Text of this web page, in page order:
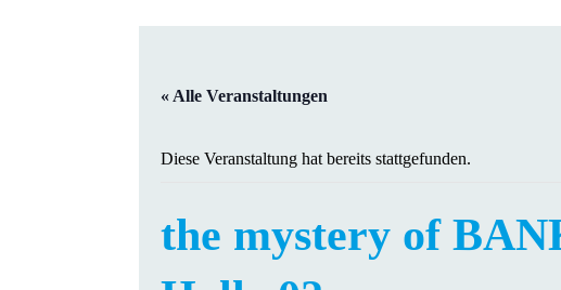
« Alle Veranstaltungen
Diese Veranstaltung hat bereits stattgefunden.
the mystery of